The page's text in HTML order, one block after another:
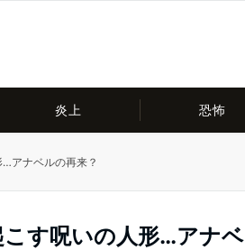
炎上 恐怖
アナベルの再来？
す呪いの人形…アナベ